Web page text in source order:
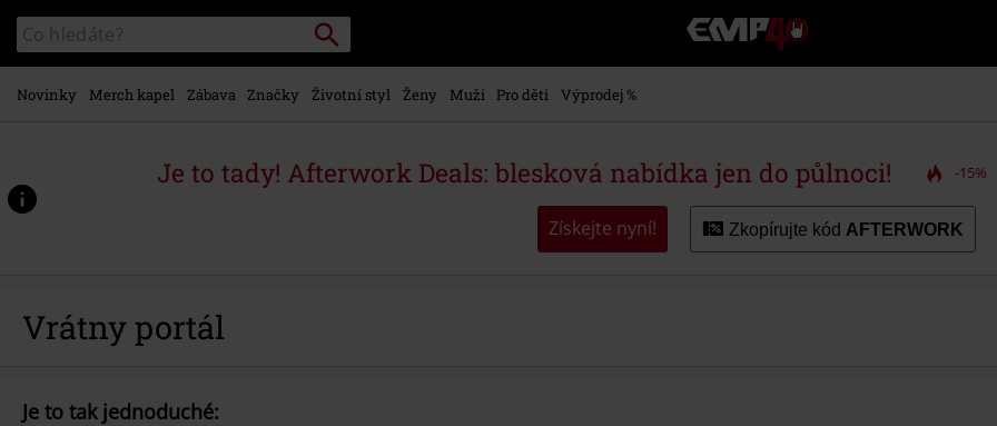
hlavnímu
obsahu
Katalog
vyhledávání
Vyhledávání
EMP
-
Hudba,
Merch
hráče,
Alternativní
Novinky Merch kapel Zábava Značky Životní styl Ženy Muži Pro děti Výprodej %
Je to tady! Afterwork Deals: blesková nabídka jen do půlnoci! -15%
Získejte nyní! Zkopírujte kód AFTERWORK
Vrátny portál
Je to tak jednoduché: